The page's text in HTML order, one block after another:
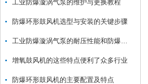
工业防爆漩涡气泵的维护与更换教程
防爆环形鼓风机选型与安装的关键步骤
增氧鼓风机的这些特点便利了众多行业
防爆环形鼓风机的主要配置及特点